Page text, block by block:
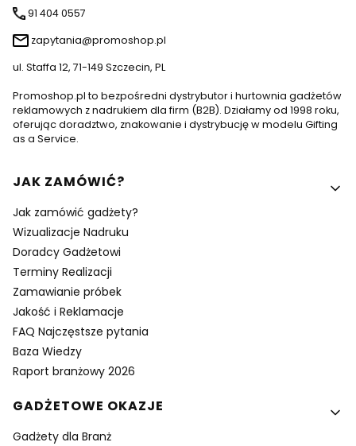
91 404 0557
zapytania@promoshop.pl
ul. Staffa 12, 71-149 Szczecin, PL
Promoshop.pl to bezpośredni dystrybutor i hurtownia gadżetów
reklamowych z nadrukiem dla firm (B2B). Działamy od 1998 roku,
oferując doradztwo, znakowanie i dystrybucję w modelu Gifting
as a Service.
Linki w stopce
JAK ZAMÓWIĆ?
Jak zamówić gadżety?
Wizualizacje Nadruku
Doradcy Gadżetowi
Terminy Realizacji
Zamawianie próbek
Jakość i Reklamacje
FAQ Najczęstsze pytania
Baza Wiedzy
Raport branżowy 2026
GADŻETOWE OKAZJE
Gadżety dla Branż